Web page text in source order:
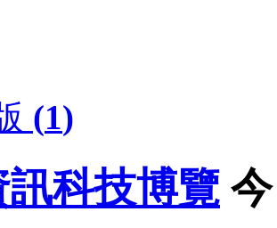
(1)
訊科技博覽